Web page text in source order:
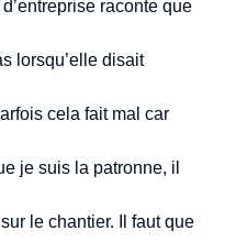
raconte que
lorsqu’elle disait
cela fait mal car
je suis la patronne, il
le chantier. Il faut que